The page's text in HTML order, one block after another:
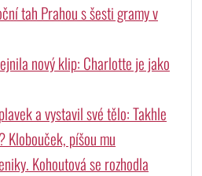
tah Prahou s šesti gramy v
nový klip: Charlotte je jako
a vystavil své tělo: Takhle
Klobouček, píšou mu
Kohoutová se rozhodla